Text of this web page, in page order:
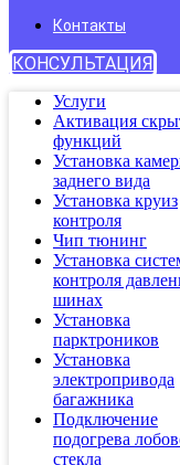
Контакты
КОНСУЛЬТАЦИЯ
Услуги
Активация
функций
Установка
заднего вида
Установка круиз
контроля
Чип тюнинг
Установка
контроля
шинах
Установка
парктроников
Установка
электропривода
багажника
Подключение
подогрева
стекла